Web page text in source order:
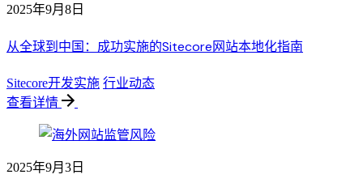
2025年9月8日
从全球到中国：成功实施的Sitecore网站本地化指南
Sitecore开发实施 行业动态
查看详情
2025年9月3日